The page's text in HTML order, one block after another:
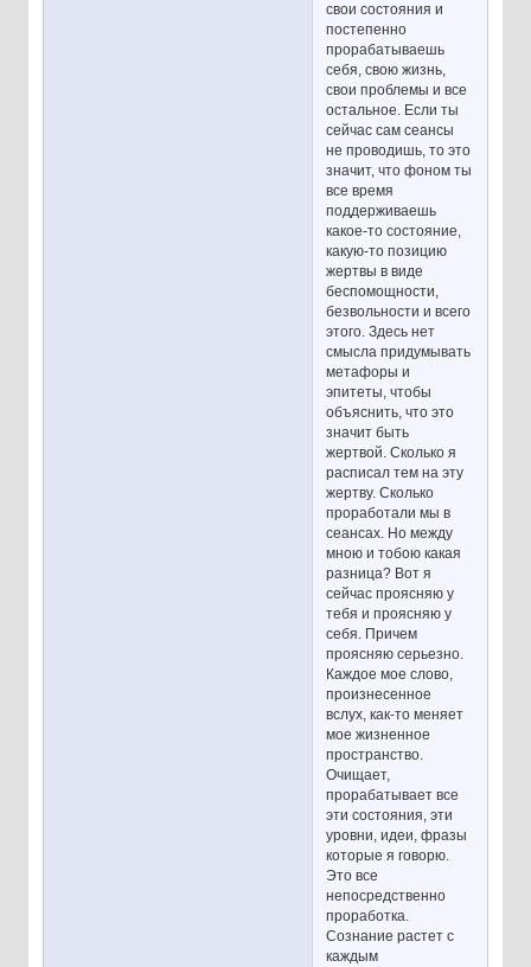
свои состояния и
постепенно
прорабатываешь
себя, свою жизнь,
свои проблемы и все
остальное. Если ты
сейчас сам сеансы
не проводишь, то это
значит, что фоном ты
все время
поддерживаешь
какое-то состояние,
какую-то позицию
жертвы в виде
беспомощности,
безвольности и всего
этого. Здесь нет
смысла придумывать
метафоры и
эпитеты, чтобы
объяснить, что это
значит быть
жертвой. Сколько я
расписал тем на эту
жертву. Сколько
проработали мы в
сеансах. Но между
мною и тобою какая
разница? Вот я
сейчас проясняю у
тебя и проясняю у
себя. Причем
проясняю серьезно.
Каждое мое слово,
произнесенное
вслух, как-то меняет
мое жизненное
пространство.
Очищает,
прорабатывает все
эти состояния, эти
уровни, идеи, фразы
которые я говорю.
Это все
непосредственно
проработка.
Сознание растет с
каждым